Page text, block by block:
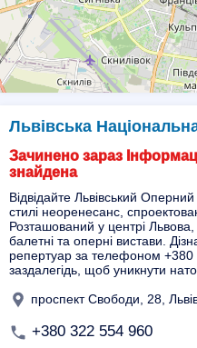
Львівська
Зачинено зараз
знайдена
Відвідайте Львівський
стилі неоренесанс,
Розташований у центрі
балетні та оперні вистави.
репертуар за телефоном
заздалегідь, щоб уникнути
проспект Свободи, 28,
+380 322 554 960